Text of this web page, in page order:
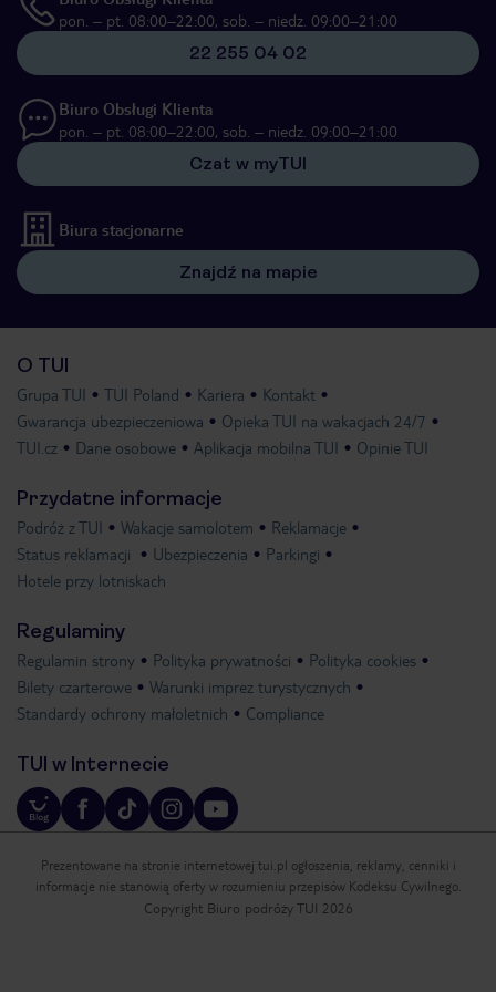
pon. – pt. 08:00–22:00, sob. – niedz. 09:00–21:00
22 255 04 02
Biuro Obsługi Klienta
pon. – pt. 08:00–22:00, sob. – niedz. 09:00–21:00
Czat w myTUI
Biura stacjonarne
Znajdź na mapie
O TUI
Grupa TUI TUI Poland Kariera
Kontakt
Gwarancja ubezpieczeniowa
Opieka TUI na wakacjach 24/7
TUI.cz
Dane osobowe Aplikacja mobilna TUI Opinie TUI
Przydatne informacje
Podróż z TUI Wakacje samolotem
Reklamacje
Status reklamacji
Ubezpieczenia
Parkingi
Hotele przy lotniskach
Regulaminy
Regulamin strony Polityka prywatności
Polityka cookies
Bilety czarterowe
Warunki imprez turystycznych
Standardy ochrony małoletnich
Compliance
TUI w Internecie
Prezentowane na stronie internetowej tui.pl ogłoszenia, reklamy, cenniki i
informacje nie stanowią oferty w rozumieniu przepisów Kodeksu Cywilnego.
Copyright Biuro podróży TUI 2026